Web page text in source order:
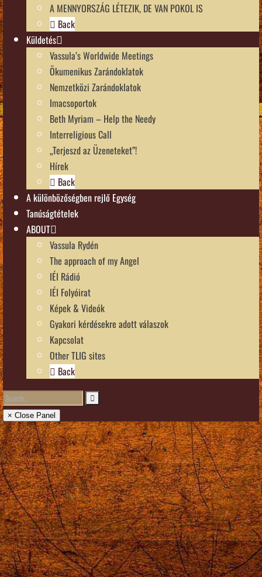
A MENNYORSZÁG LÉTEZIK, DE VAN POKOL IS
Back
Küldetés
Vassula’s Worldwide Meetings
Ökumenikus Zarándoklatok
Nemzetközi Zarándoklatok
Imacsoportok
Beth Myriam – Help the Needy
Interreligious Call
„Terjeszd az Üzeneteket”!
Hírek
Back
A különbözőségben rejlő Egység
Tanúságtételek
ABOUT
Vassula Rydén
The approach of my Angel
IÉI Rádió
IÉI Folyóirat
Képek & Videók
Gyakori kérdésekre adott válaszok
Kapcsolat
Other TLIG sites
Back
× Close Panel